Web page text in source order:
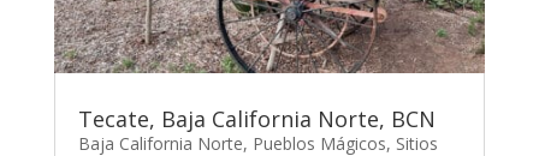
Tecate, Baja California Norte, BCN
Baja California Norte, Pueblos Mágicos, Sitios